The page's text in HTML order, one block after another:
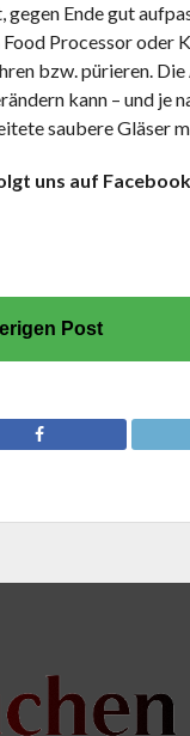
Ende gut
Processor oder
bzw. pürieren.
kann – und je
saubere Gläser
uns auf
Post